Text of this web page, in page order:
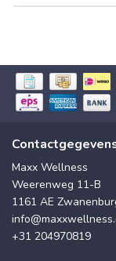
Maxx Wellness
Weerenweg 11-B
1161 AE
+31 204970819